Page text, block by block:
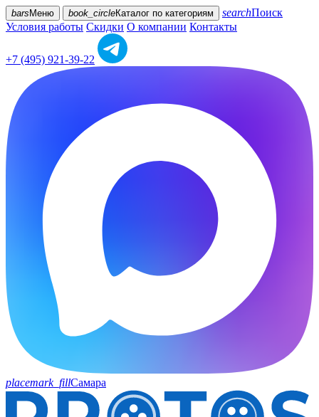
bars Меню book_circleКаталог по категориям searchПоиск
Условия работы Скидки О компании Контакты
+7 (495) 921-39-22
placemark_fillСамара